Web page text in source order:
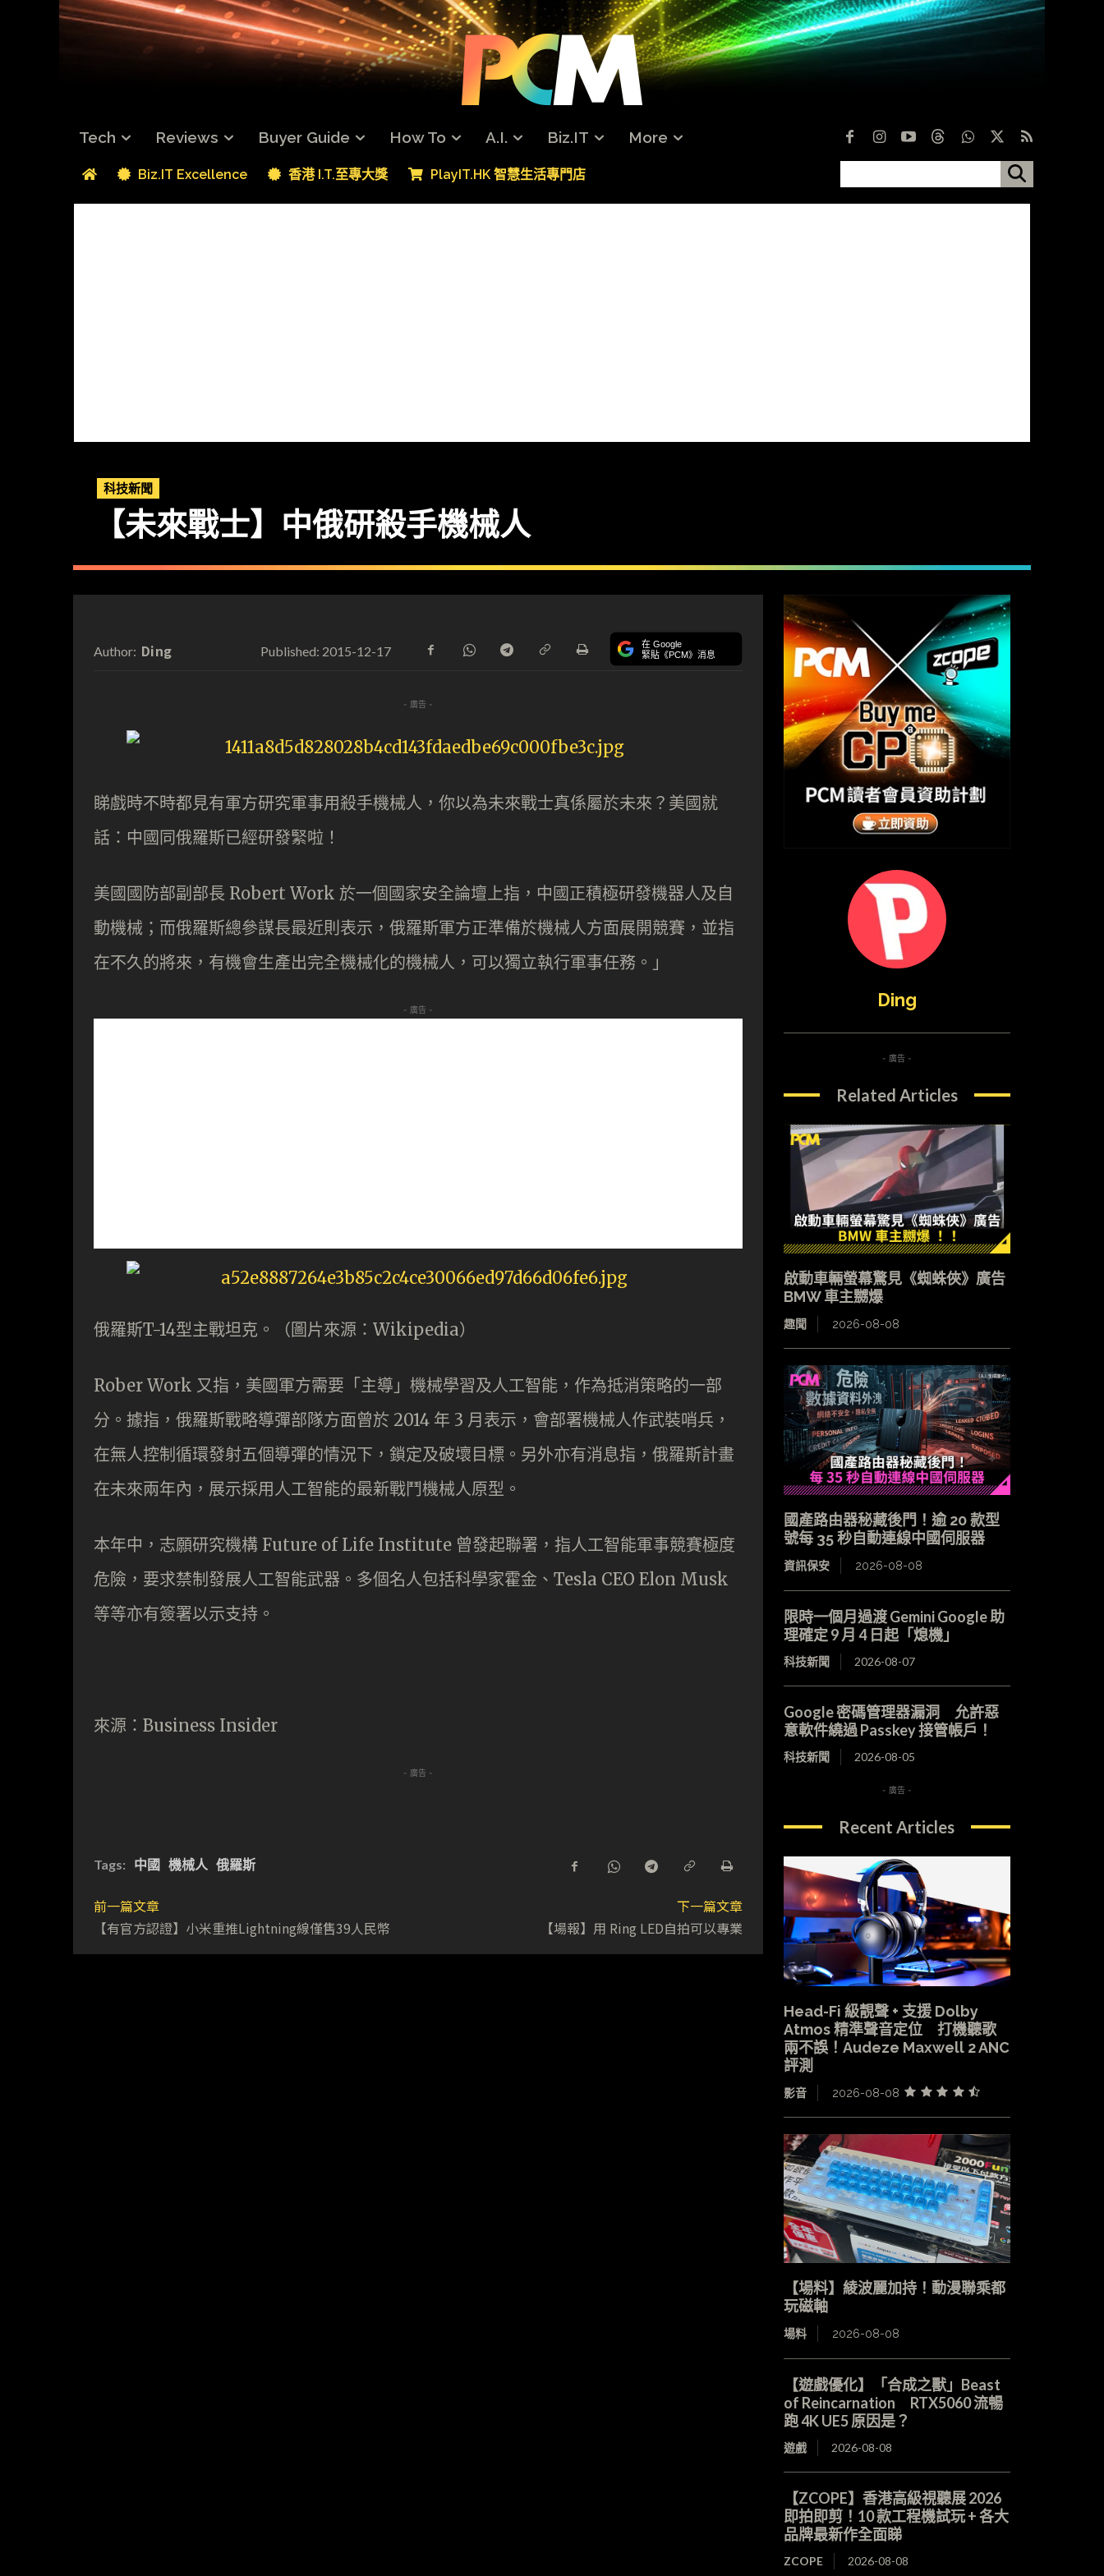
Tech Reviews Buyer Guide How To A.I. Biz.IT More
Biz.IT Excellence 香港 I.T.至專大獎 PlayIT.HK 智慧生活專門店
科技新聞
【未來戰士】中俄研殺手機械人
Author: Ding Published: 2015-12-17 在 Google
緊貼《PCM》消息
- 廣告 -
睇戲時不時都見有軍方研究軍事用殺手機械人，你以為未來戰士真係屬於未來？美國就
話：中國同俄羅斯已經研發緊啦！
美國國防部副部長 Robert Work 於一個國家安全論壇上指，中國正積極研發機器人及自
動機械；而俄羅斯總參謀長最近則表示，俄羅斯軍方正準備於機械人方面展開競賽，並指
在不久的將來，有機會生產出完全機械化的機械人，可以獨立執行軍事任務。」
- 廣告 -
俄羅斯T-14型主戰坦克。（圖片來源：Wikipedia）
Rober Work 又指，美國軍方需要「主導」機械學習及人工智能，作為抵消策略的一部
分。據指，俄羅斯戰略導彈部隊方面曾於 2014 年 3 月表示，會部署機械人作武裝哨兵，
在無人控制循環發射五個導彈的情況下，鎖定及破壞目標。另外亦有消息指，俄羅斯計畫
在未來兩年內，展示採用人工智能的最新戰鬥機械人原型。
本年中，志願研究機構 Future of Life Institute 曾發起聯署，指人工智能軍事競賽極度
危險，要求禁制發展人工智能武器。多個名人包括科學家霍金、Tesla CEO Elon Musk
等等亦有簽署以示支持。
來源：Business Insider
- 廣告 -
Tags: 中國 機械人 俄羅斯
前一篇文章
【有官方認證】小米重推Lightning線僅售39人民幣
下一篇文章
【場報】用 Ring LED自拍可以專業
Ding
- 廣告 -
Related Articles
啟動車輛螢幕驚見《蜘蛛俠》廣告
BMW 車主嬲爆
趣聞 2026-08-08
國產路由器秘藏後門！逾 20 款型
號每 35 秒自動連線中國伺服器
資訊保安 2026-08-08
限時一個月過渡 Gemini Google 助
理確定 9 月 4 日起「熄機」
科技新聞 2026-08-07
Google 密碼管理器漏洞 允許惡
意軟件繞過 Passkey 接管帳戶！
科技新聞 2026-08-05
- 廣告 -
Recent Articles
Head-Fi 級靚聲 + 支援 Dolby
Atmos 精準聲音定位 打機聽歌
兩不誤！Audeze Maxwell 2 ANC
評測
影音 2026-08-08
【場料】綾波麗加持！動漫聯乘都
玩磁軸
場料 2026-08-08
【遊戲優化】「合成之獸」Beast
of Reincarnation RTX5060 流暢
跑 4K UE5 原因是？
遊戲 2026-08-08
【ZCOPE】香港高級視聽展 2026
即拍即剪！10 款工程機試玩 + 各大
品牌最新作全面睇
ZCOPE 2026-08-08